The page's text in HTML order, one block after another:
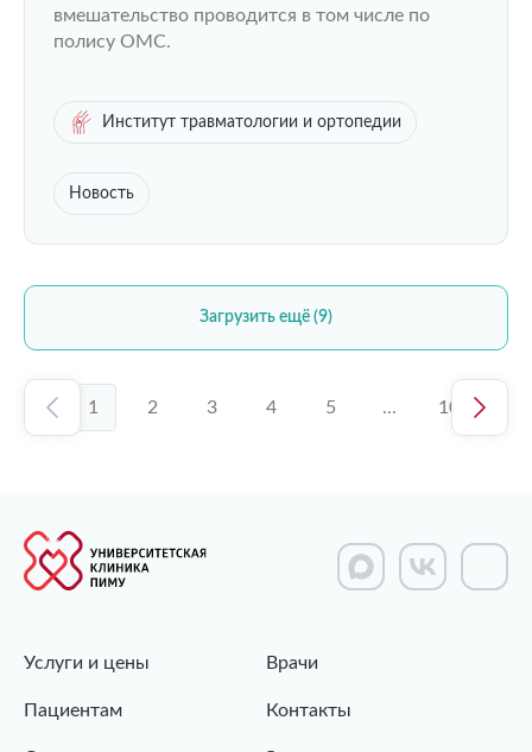
вмешательство проводится в том числе по
полису ОМС.
Институт травматологии и ортопедии
Новость
Загрузить ещё (9)
1 2 3 4 5 ... 10
Услуги и цены Врачи
Пациентам Контакты